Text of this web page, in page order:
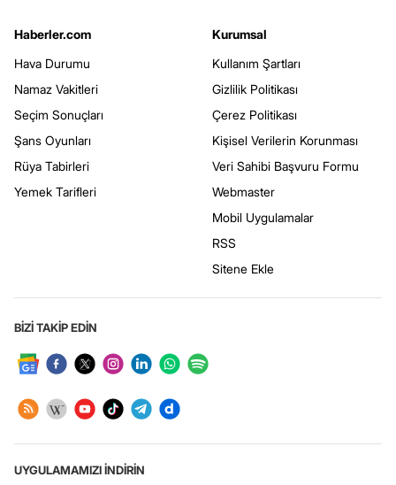
Haberler.com
Hava Durumu
Namaz Vakitleri
Seçim Sonuçları
Şans Oyunları
Rüya Tabirleri
Yemek Tarifleri
Kurumsal
Kullanım Şartları
Gizlilik Politikası
Çerez Politikası
Kişisel Verilerin Korunması
Veri Sahibi Başvuru Formu
Webmaster
Mobil Uygulamalar
RSS
Sitene Ekle
BİZİ TAKİP EDİN
UYGULAMAMIZI İNDİRİN